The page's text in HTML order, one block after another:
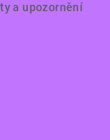
a upozornění